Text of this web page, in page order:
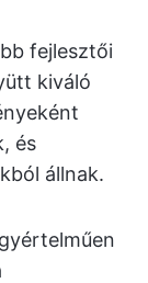
fejlesztői
kiváló
és
állnak.